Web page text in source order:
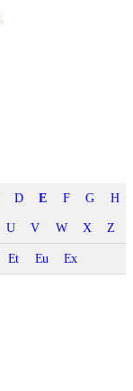
D E F G H
U V W X Z
Et Eu Ex